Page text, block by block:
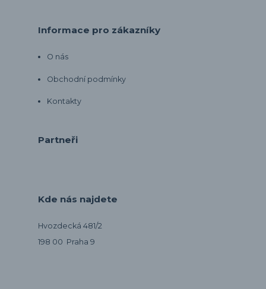
Informace pro zákazníky
O nás
Obchodní podmínky
Kontakty
Partneři
Kde nás najdete
Hvozdecká 481/2
198 00 Praha 9